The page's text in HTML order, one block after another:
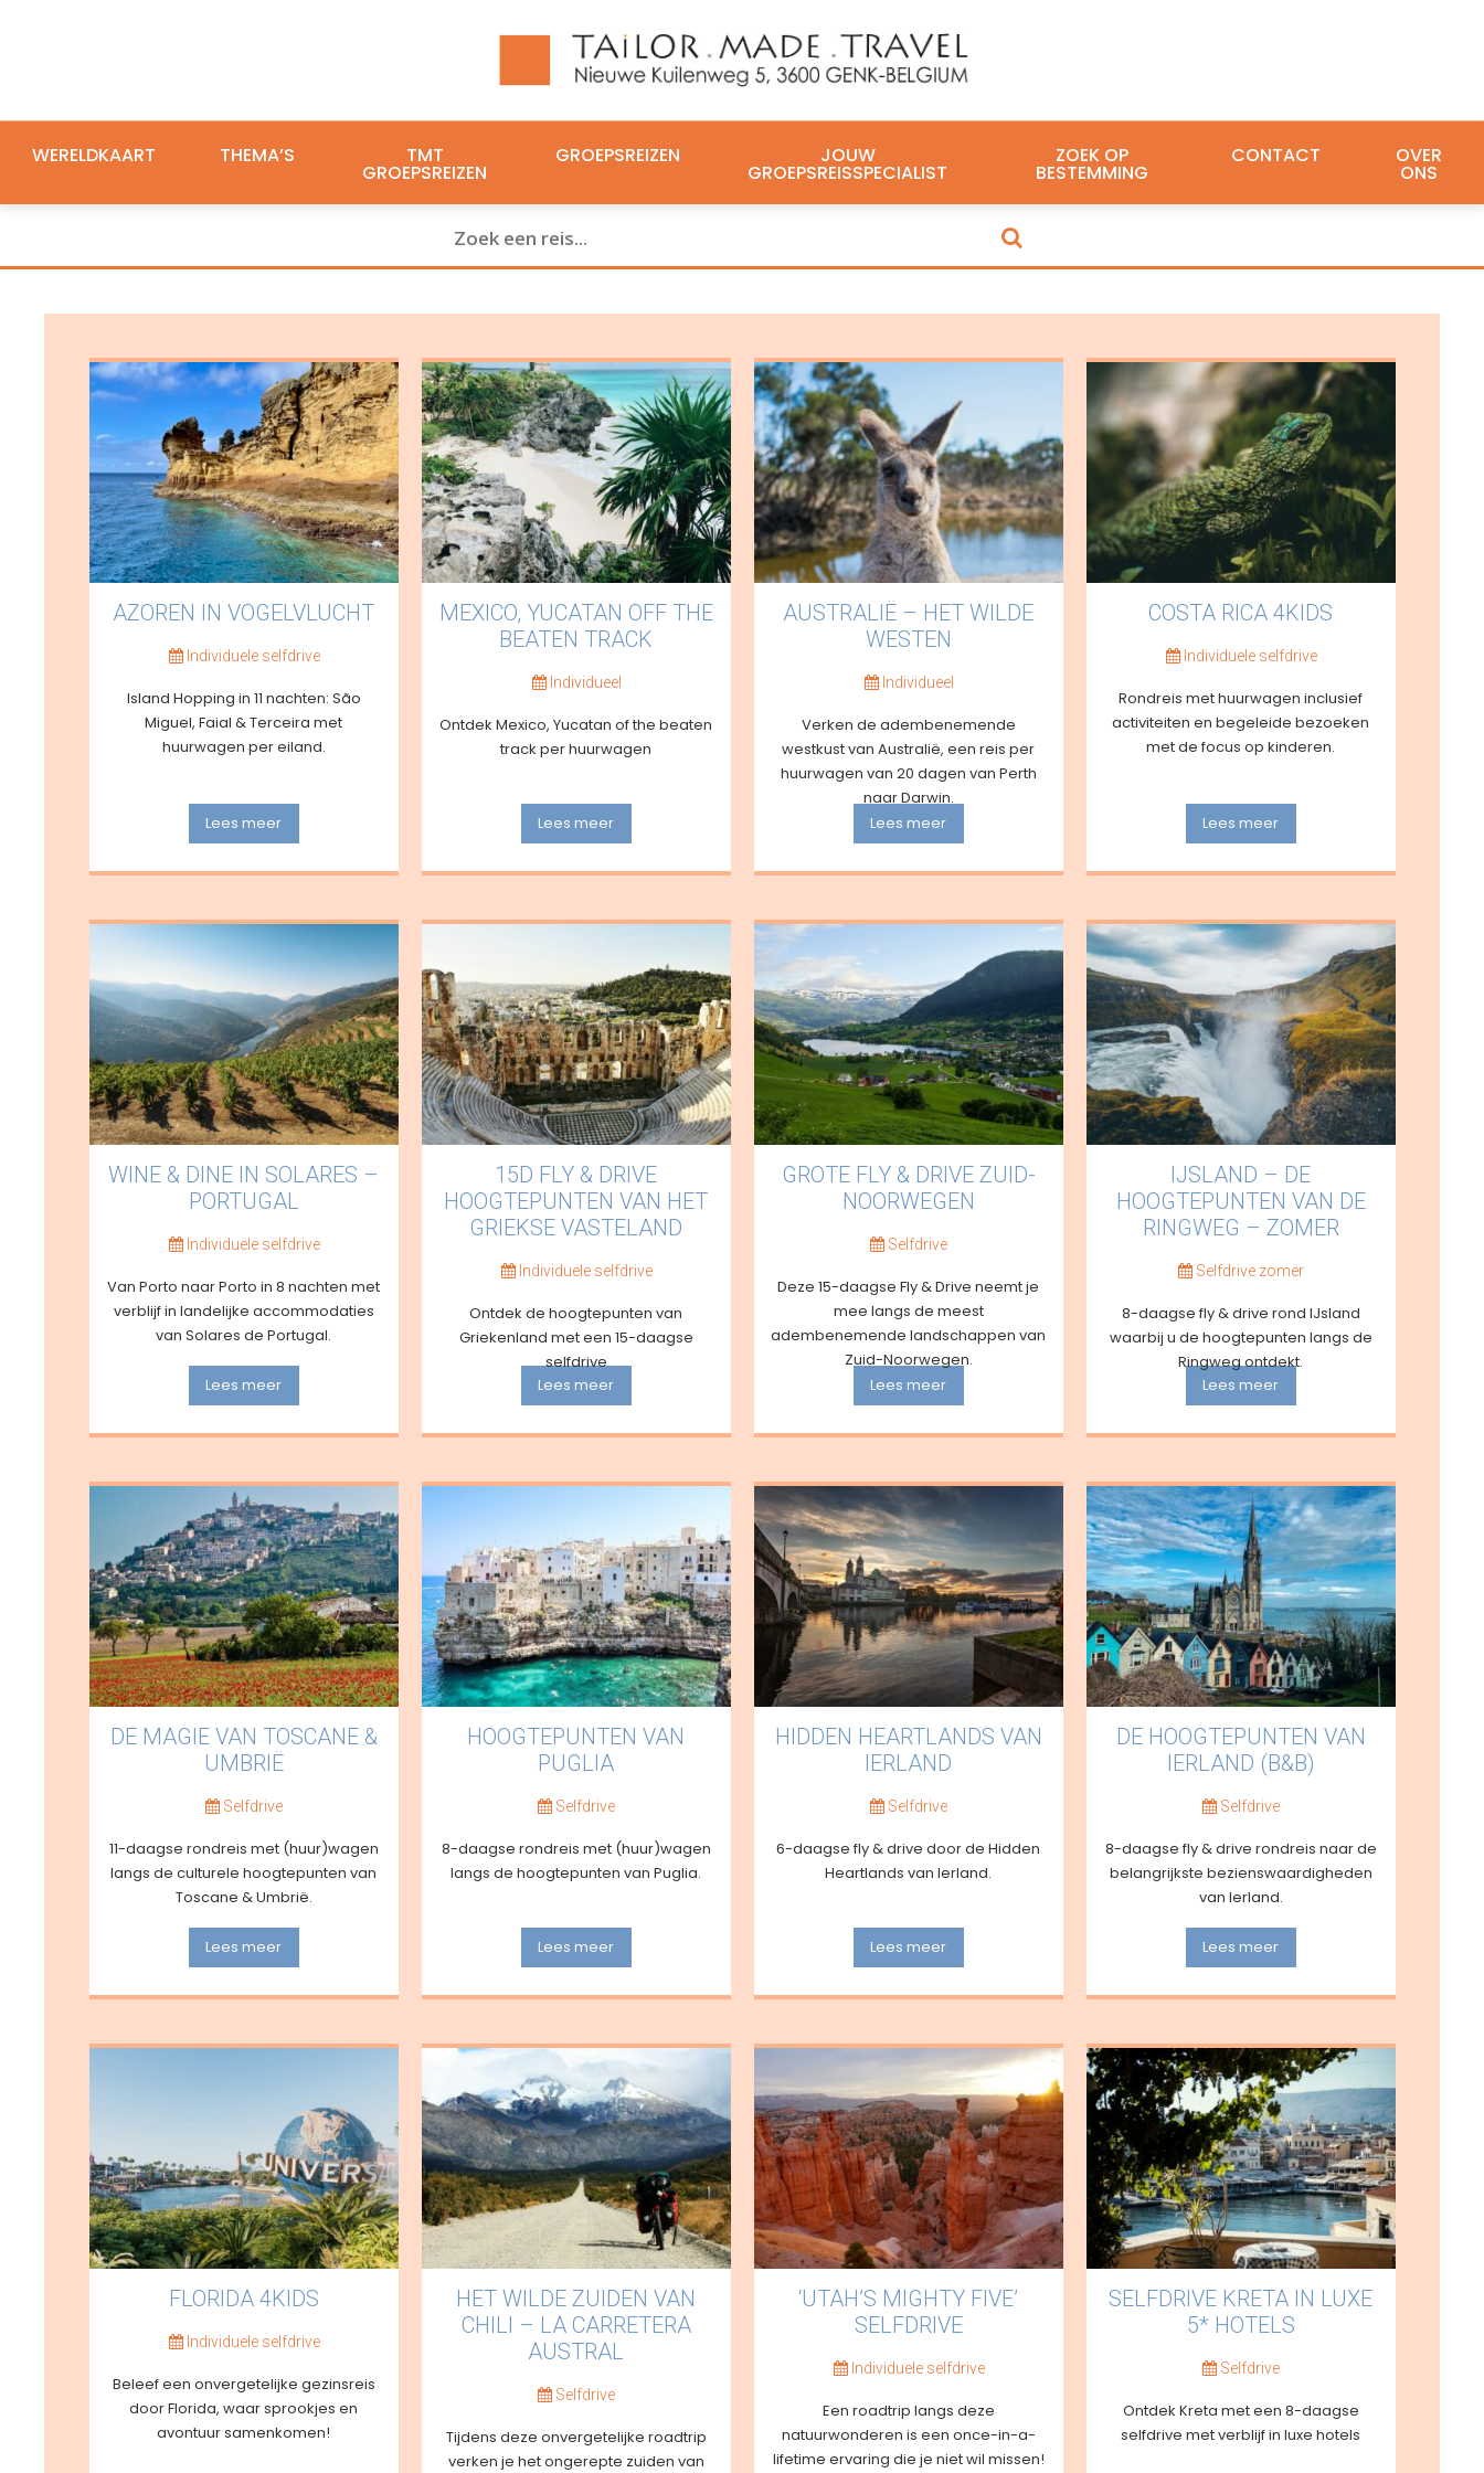
WERELDKAART THEMA’S TMT
GROEPSREIZEN
GROEPSREIZEN JOUW
GROEPSREISSPECIALIST
ZOEK OP
BESTEMMING
CONTACT OVER
ONS
AZOREN IN VOGELVLUCHT
Individuele selfdrive
Island Hopping in 11 nachten: São
Miguel, Faial & Terceira met
huurwagen per eiland.
Lees meer
WINE & DINE IN SOLARES –
PORTUGAL
Individuele selfdrive
Van Porto naar Porto in 8 nachten met
verblijf in landelijke accommodaties
van Solares de Portugal.
Lees meer
DE MAGIE VAN TOSCANE &
UMBRIË
Selfdrive
11-daagse rondreis met (huur)wagen
langs de culturele hoogtepunten van
Toscane & Umbrië.
Lees meer
FLORIDA 4KIDS
Individuele selfdrive
Beleef een onvergetelijke gezinsreis
door Florida, waar sprookjes en
avontuur samenkomen!
MEXICO, YUCATAN OFF THE
BEATEN TRACK
Individueel
Ontdek Mexico, Yucatan of the beaten
track per huurwagen
Lees meer
15D FLY & DRIVE
HOOGTEPUNTEN VAN HET
GRIEKSE VASTELAND
Individuele selfdrive
Ontdek de hoogtepunten van
Griekenland met een 15-daagse
selfdrive
Lees meer
HOOGTEPUNTEN VAN
PUGLIA
Selfdrive
8-daagse rondreis met (huur)wagen
langs de hoogtepunten van Puglia.
Lees meer
HET WILDE ZUIDEN VAN
CHILI – LA CARRETERA
AUSTRAL
Selfdrive
Tijdens deze onvergetelijke roadtrip
verken je het ongerepte zuiden van
AUSTRALIË – HET WILDE
WESTEN
Individueel
Verken de adembenemende
westkust van Australië, een reis per
huurwagen van 20 dagen van Perth
naar Darwin.
Lees meer
GROTE FLY & DRIVE ZUID-
NOORWEGEN
Selfdrive
Deze 15-daagse Fly & Drive neemt je
mee langs de meest
adembenemende landschappen van
Zuid-Noorwegen.
Lees meer
HIDDEN HEARTLANDS VAN
IERLAND
Selfdrive
6-daagse fly & drive door de Hidden
Heartlands van Ierland.
Lees meer
‘UTAH’S MIGHTY FIVE’
SELFDRIVE
Individuele selfdrive
Een roadtrip langs deze
natuurwonderen is een once-in-a-
lifetime ervaring die je niet wil missen!
COSTA RICA 4KIDS
Individuele selfdrive
Rondreis met huurwagen inclusief
activiteiten en begeleide bezoeken
met de focus op kinderen.
Lees meer
IJSLAND – DE
HOOGTEPUNTEN VAN DE
RINGWEG – ZOMER
Selfdrive zomer
8-daagse fly & drive rond IJsland
waarbij u de hoogtepunten langs de
Ringweg ontdekt.
Lees meer
DE HOOGTEPUNTEN VAN
IERLAND (B&B)
Selfdrive
8-daagse fly & drive rondreis naar de
belangrijkste bezienswaardigheden
van Ierland.
Lees meer
SELFDRIVE KRETA IN LUXE
5* HOTELS
Selfdrive
Ontdek Kreta met een 8-daagse
selfdrive met verblijf in luxe hotels